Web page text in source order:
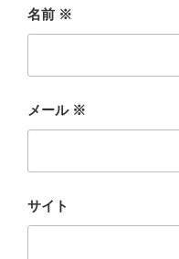
名前 ※
メール ※
サイト